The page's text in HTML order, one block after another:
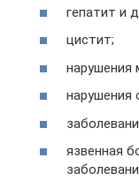
гепатит и
цистит;
нарушения
нарушения
язвенная